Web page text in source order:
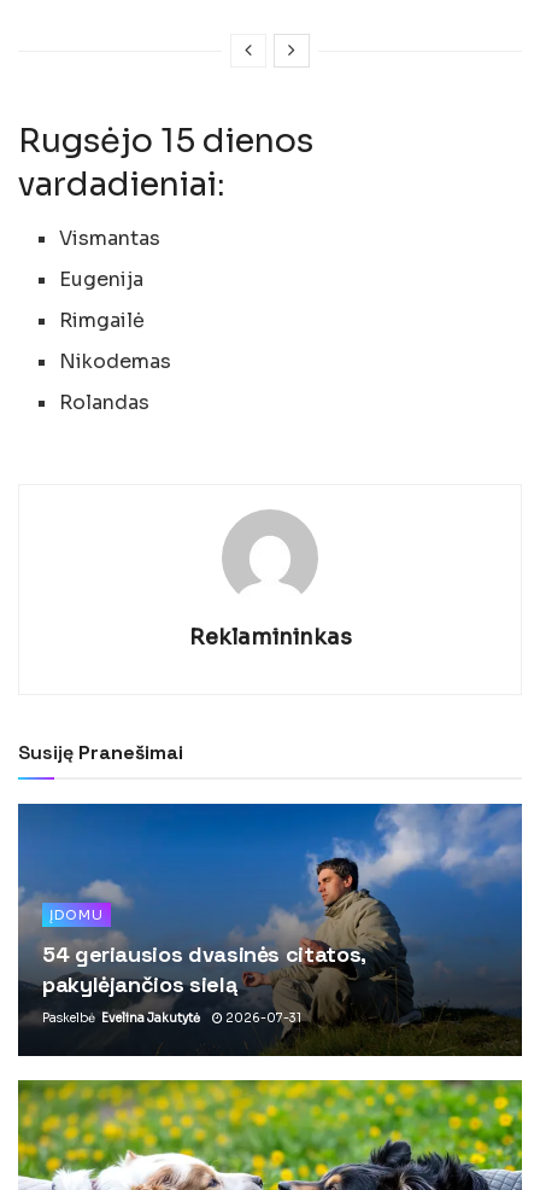
Rugsėjo 15 dienos
vardadieniai:
Vismantas
Eugenija
Rimgailė
Nikodemas
Rolandas
Reklamininkas
Susiję Pranešimai
ĮDOMU
54 geriausios dvasinės citatos,
pakylėjančios sielą
Paskelbė Evelina Jakutytė 2026-07-31